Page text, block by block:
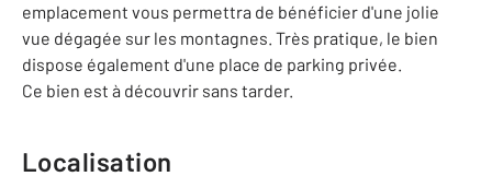
emplacement vous permettra de bénéficier d'une jolie
vue dégagée sur les montagnes. Très pratique, le bien
dispose également d'une place de parking privée.
Ce bien est à découvrir sans tarder.
Localisation